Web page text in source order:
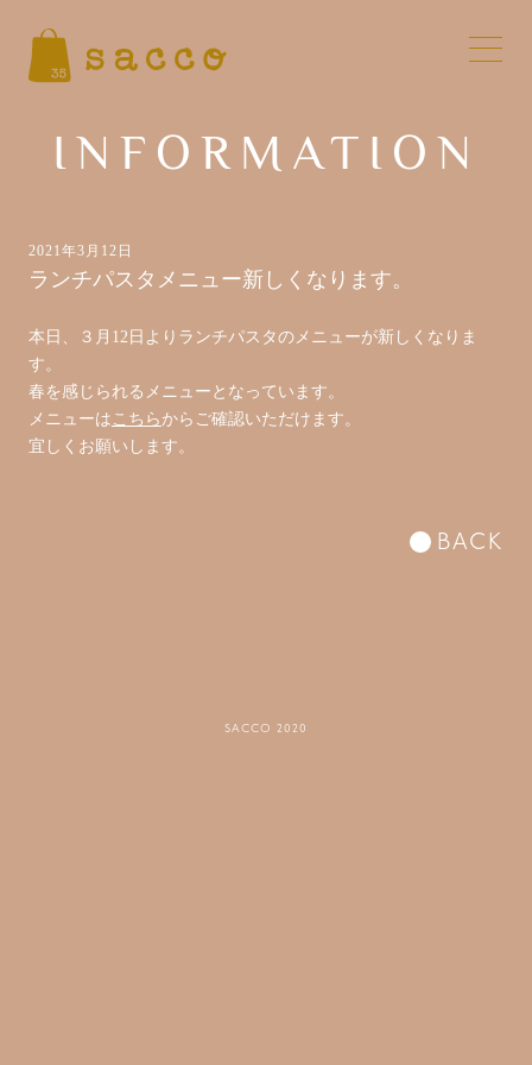
INFORMATION
2021年3月12日
ランチパスタメニュー新しくなります。
本日、３月12日よりランチパスタのメニューが新しくなりま
す。
春を感じられるメニューとなっています。
メニューは こちらからご確認いただけます。
宜しくお願いします。
BACK
SACCO 2020